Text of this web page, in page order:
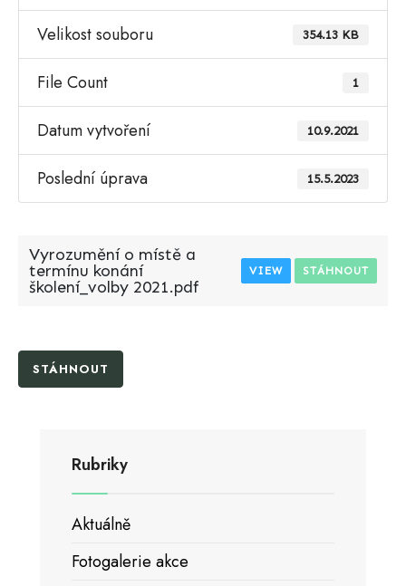
Velikost souboru 354.13 KB
File Count 1
Datum vytvoření 10.9.2021
Poslední úprava 15.5.2023
Vyrozumění o místě a
termínu konání
školení_volby 2021.pdf
VIEW STÁHNOUT
STÁHNOUT
Rubriky
Aktuálně
Fotogalerie akce